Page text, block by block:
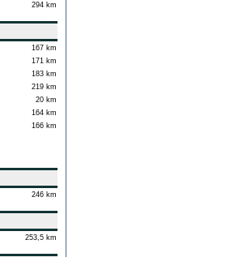
294 km
167 km
171 km
183 km
219 km
20 km
164 km
166 km
246 km
253,5 km